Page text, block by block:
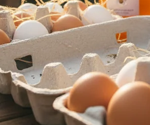
Standort